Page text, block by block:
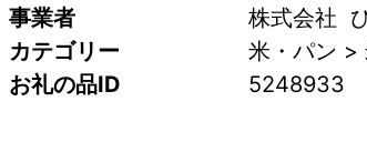
事業者
株式会社
カテゴリー
米・パン >
お礼の品ID
5248933